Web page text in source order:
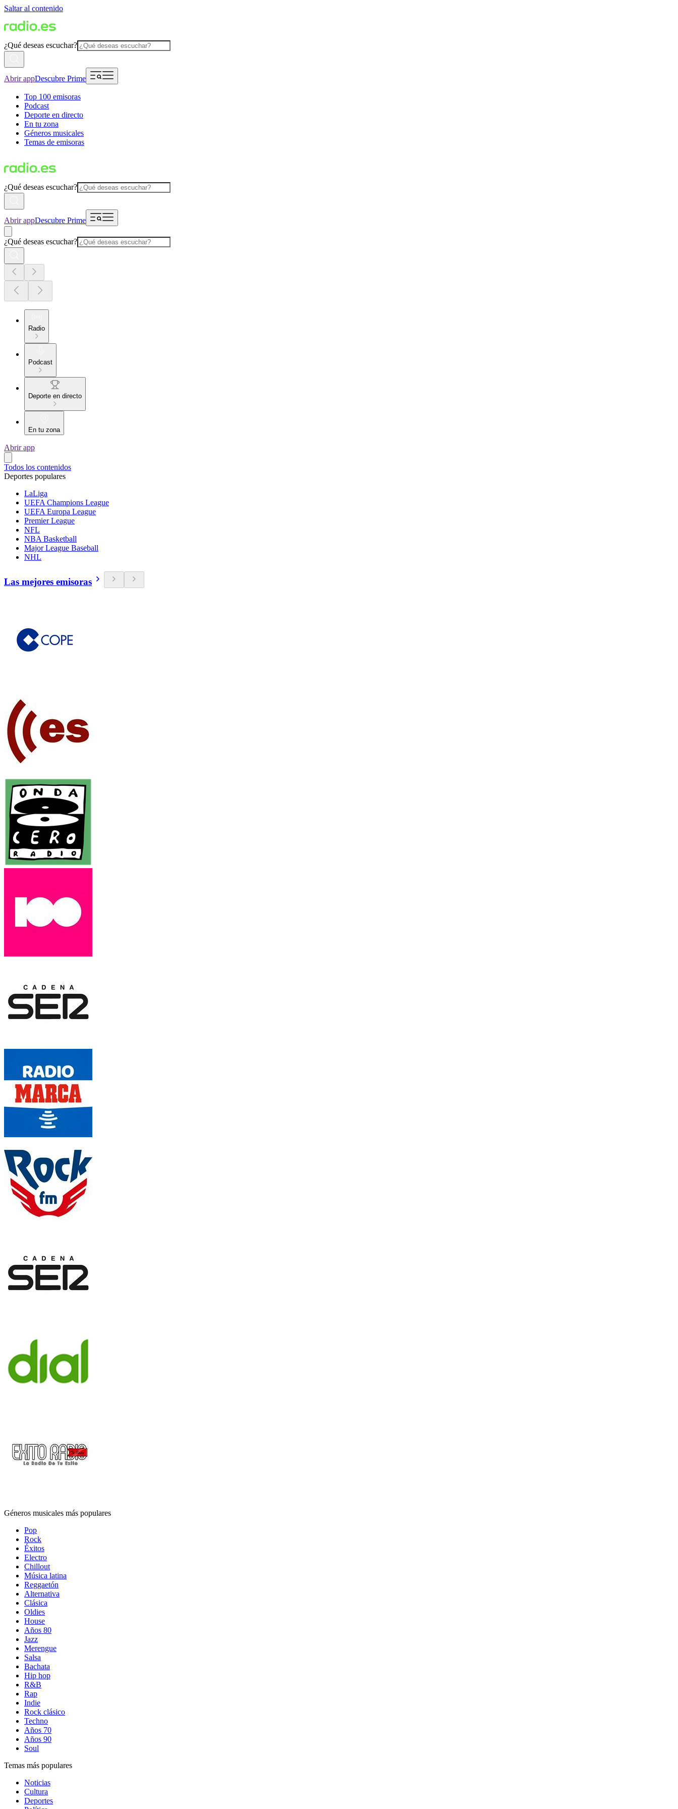
Saltar al contenido
¿Qué deseas escuchar?
Abrir appDescubre Prime
Top 100 emisoras
Podcast
Deporte en directo
En tu zona
Géneros musicales
Temas de emisoras
¿Qué deseas escuchar?
Abrir appDescubre Prime
¿Qué deseas escuchar?
Radio
Podcast
Deporte en directo
En tu zona
Abrir app
Todos los contenidos
Deportes populares
LaLiga
UEFA Champions League
UEFA Europa League
Premier League
NFL
NBA Basketball
Major League Baseball
NHL
Las mejores emisoras
Géneros musicales más populares
Pop
Rock
Éxitos
Electro
Chillout
Música latina
Reggaetón
Alternativa
Clásica
Oldies
House
Años 80
Jazz
Merengue
Salsa
Bachata
Hip hop
R&B
Rap
Indie
Rock clásico
Techno
Años 70
Años 90
Soul
Temas más populares
Noticias
Cultura
Deportes